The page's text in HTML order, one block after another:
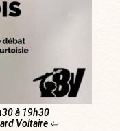
à 19h30
Voltaire ⇦